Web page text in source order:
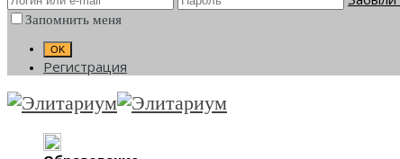
Запомнить меня
Регистрация